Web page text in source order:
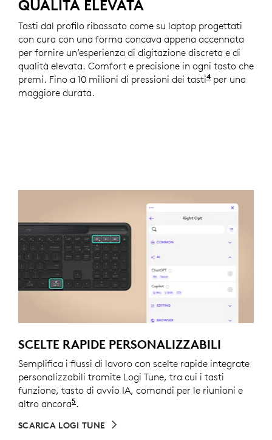
QUALITÀ ELEVATA
Tasti dal profilo ribassato come su laptop progettati
con cura con una forma concava appena accennata
per fornire un’esperienza di digitazione discreta e di
qualità elevata. Comfort e precisione in ogni tasto che
premi. Fino a 10 milioni di pressioni dei tasti4La durata
per una
maggiore durata.
SCELTE RAPIDE PERSONALIZZABILI
Semplifica i flussi di lavoro con scelte rapide integrate
personalizzabili tramite Logi Tune, tra cui i tasti
funzione, tasto di avvio IA, comandi per le riunioni e
altro ancora5 Pronta all’uso, il tasto di avvio IA apre
.
SCARICA LOGI TUNE